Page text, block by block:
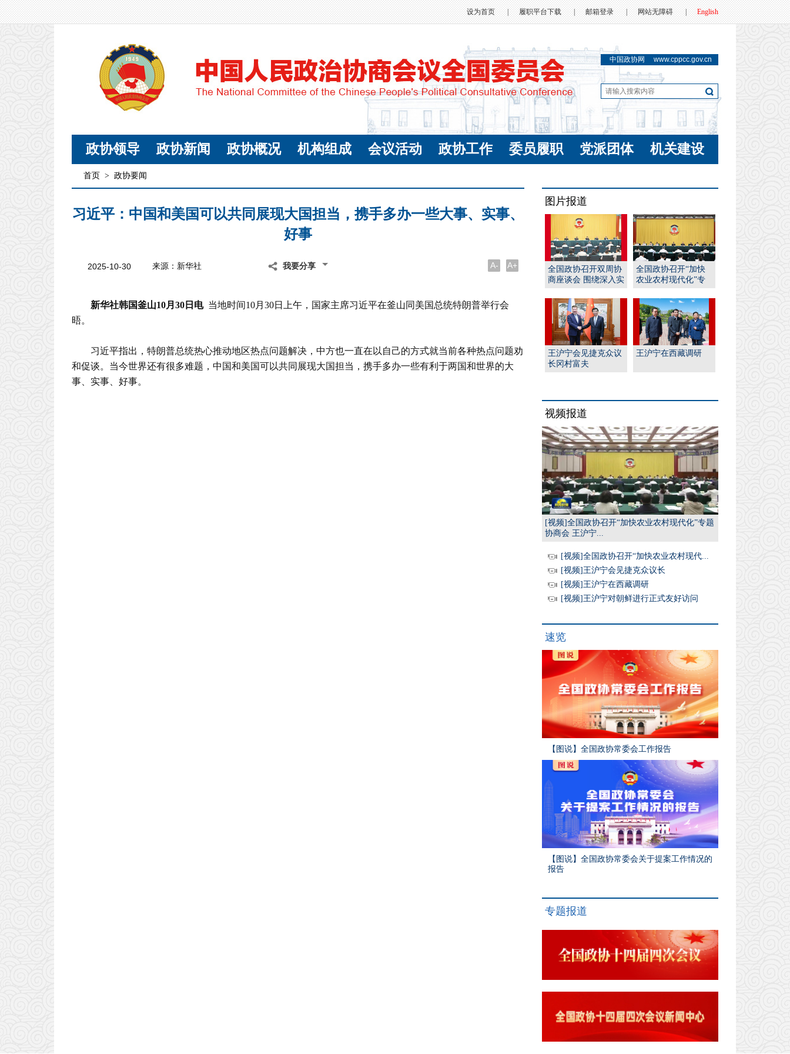
设为首页 履职平台下载 | 邮箱登录 网站无障碍 | English
中国政协网 www.cppcc.gov.cn
政协领导 政协新闻 政协概况 机构组成 会议活动 政协工作 委员履职 党派团体 机关建设
首页 > 政协要闻
习近平：中国和美国可以共同展现大国担当，携手多办一些大事、实事、
好事
2025-10-30 来源：新华社 我要分享 A- A+
新华社韩国釜山10月30日电 当地时间10月30日上午，国家主席习近平在釜山同美国总统特朗普举行会
晤。
习近平指出，特朗普总统热心推动地区热点问题解决，中方也一直在以自己的方式就当前各种热点问题劝
和促谈。当今世界还有很多难题，中国和美国可以共同展现大国担当，携手多办一些有利于两国和世界的大
事、实事、好事。
图片报道
全国政协召开双周协
商座谈会 围绕深入实
动...
全国政协召开“加快
农业农村现代化”专
并...
王沪宁会见捷克众议
长冈村富夫
王沪宁在西藏调研
视频报道
[视频]全国政协召开“加快农业农村现代化”专题
协商会 王沪宁...
[视频]全国政协召开“加快农业农村现代...
[视频]王沪宁会见捷克众议长
[视频]王沪宁在西藏调研
[视频]王沪宁对朝鲜进行正式友好访问
速览
【图说】全国政协常委会工作报告
【图说】全国政协常委会关于提案工作情况的
报告
专题报道